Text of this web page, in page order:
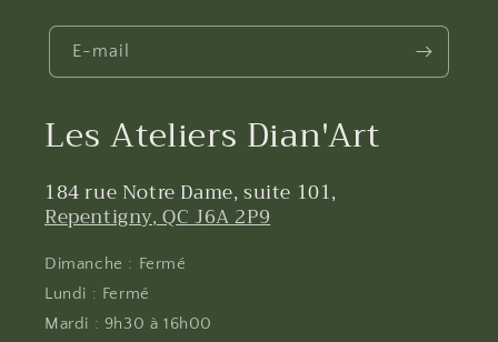
E-mail
Les Ateliers Dian'Art
184 rue Notre Dame, suite 101,
Repentigny, QC J6A 2P9
Dimanche : Fermé
Lundi : Fermé
Mardi : 9h30 à 16h00